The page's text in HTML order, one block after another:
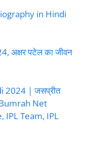
in Hindi
अक्षर पटेल का जीवन
2024 | जसप्रीत
Bumrah Net
IPL Team, IPL